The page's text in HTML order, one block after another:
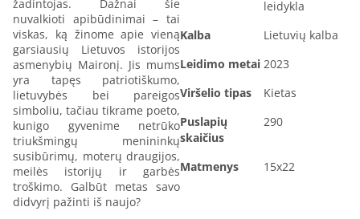
žadintojas. Dažnai šie
nuvalkioti apibūdinimai – tai
viskas, ką žinome apie vieną
garsiausių Lietuvos istorijos
asmenybių Maironį. Jis mums
yra tapęs patriotiškumo,
lietuvybės bei pareigos
simboliu, tačiau tikrame poeto,
kunigo gyvenime netrūko
triukšmingų menininkų
susibūrimų, moterų draugijos,
meilės istorijų ir garbės
troškimo. Galbūt metas savo
didvyrį pažinti iš naujo?
leidykla
Kalba
Lietuvių kalba
Leidimo metai 2023
Viršelio tipas
Kietas
Puslapių
skaičius
290
Matmenys 15x22